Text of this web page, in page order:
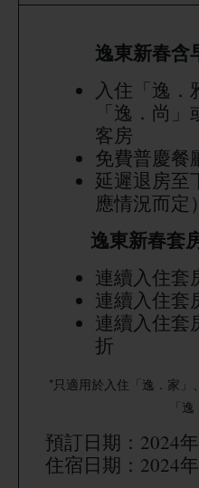
逸東新春含
入住「逸．
「逸．尚
客房
免費普慶餐
延遲退房至
應情況而定
逸東新春套
連續入住套
連續入住套
連續入住套
折
*只適用於入住「逸．家
「
預訂日期：2024
住宿日期 ： 2024年